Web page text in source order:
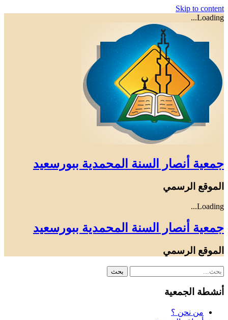
Skip to content
Loading...
جمعية أنصار السنة المحمدية ببورسعيد
الموقع الرسمي
Loading...
جمعية أنصار السنة المحمدية ببورسعيد
الموقع الرسمي
أنشطة الجمعية
من نحن ؟